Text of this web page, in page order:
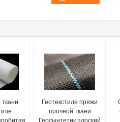
Геотекстиле пряжи
прочной ткани
Геосынтетик плоский